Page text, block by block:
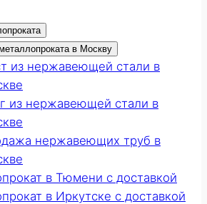
в Москву
из нержавеющей стали в
из нержавеющей стали в
нержавеющих труб в
в Тюмени с доставкой
в Иркутске с доставкой